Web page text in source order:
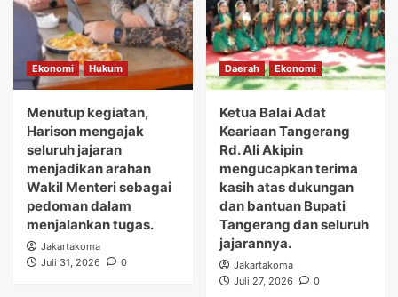
Ekonomi Hukum
Menutup kegiatan,
Harison mengajak
seluruh jajaran
menjadikan arahan
Wakil Menteri sebagai
pedoman dalam
menjalankan tugas.
Jakartakoma
Juli 31, 2026
0
Daerah Ekonomi
Ketua Balai Adat
Keariaan Tangerang
Rd. Ali Akipin
mengucapkan terima
kasih atas dukungan
dan bantuan Bupati
Tangerang dan seluruh
jajarannya.
Jakartakoma
Juli 27, 2026
0